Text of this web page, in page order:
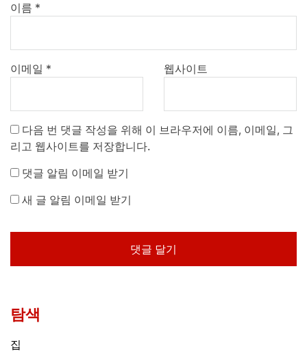
이름 *
이메일 * 웹사이트
다음 번 댓글 작성을 위해 이 브라우저에 이름, 이메일, 그
리고 웹사이트를 저장합니다.
댓글 알림 이메일 받기
새 글 알림 이메일 받기
탐색
집